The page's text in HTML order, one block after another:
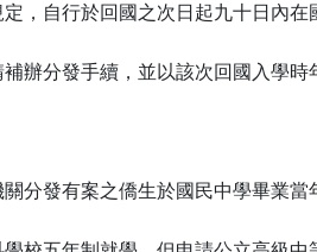
，自行於回國之次日起九十日內在
辦分發手續，並以該次回國入學時
分發有案之僑生於國民中學畢業當